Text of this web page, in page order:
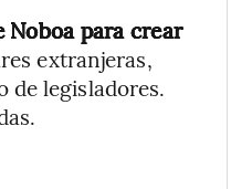
Noboa para crear
extranjeras,
legisladores.